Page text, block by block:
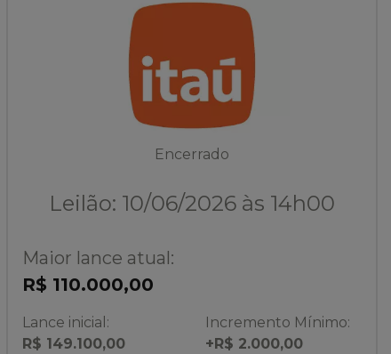
Encerrado
Leilão: 10/06/2026 às 14h00
Maior lance atual:
R$ 110.000,00
Lance inicial:
R$ 149.100,00
Incremento Mínimo:
+R$ 2.000,00